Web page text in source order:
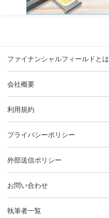
ファイナンシャルフィールドとは
会社概要
利用規約
プライバシーポリシー
外部送信ポリシー
お問い合わせ
執筆者一覧